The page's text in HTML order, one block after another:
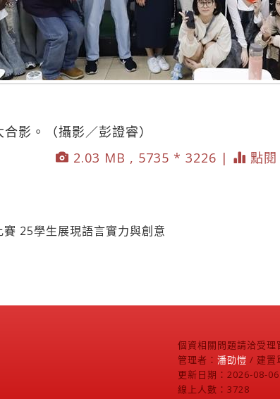
影。（攝影／彭證睿）
2.03 MB , 5735 * 3226 |
點
25學生展現語言實力與創意
個資相關問題請洽受
管理者： 潘劭愷 / 建置
更新日期：2026-08-
線上人數：3728